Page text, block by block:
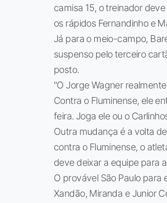
camisa 15, o treinador
os rápidos Fernandinho e
Já para o meio-campo,
suspenso pelo terceiro
posto.
"O Jorge Wagner
Contra o Fluminense, ele
feira. Joga ele ou o
Outra mudança é a volta
contra o Fluminense, o
deve deixar a equipe para
O provável São Paulo para
Xandão, Miranda e Junior